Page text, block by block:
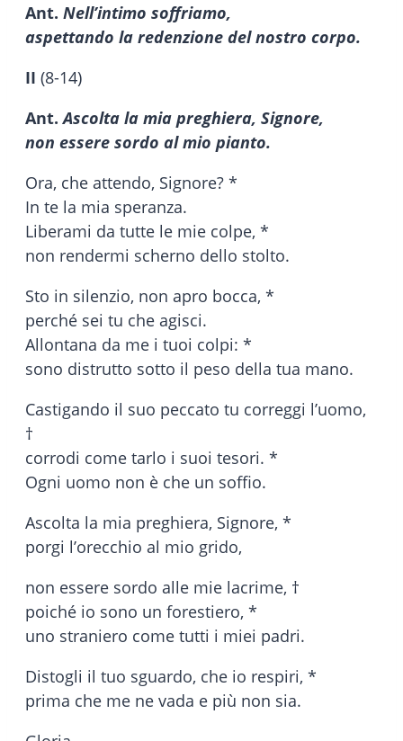
Ant. Nell’intimo soffriamo,
aspettando la redenzione del nostro corpo.
II (8-14)
Ant.Ascolta la mia preghiera, Signore,
non essere sordo al mio pianto.
Ora, che attendo, Signore? *
In te la mia speranza.
Liberami da tutte le mie colpe, *
non rendermi scherno dello stolto.
Sto in silenzio, non apro bocca, *
perché sei tu che agisci.
Allontana da me i tuoi colpi: *
sono distrutto sotto il peso della tua mano.
Castigando il suo peccato tu correggi l’uomo,
†
corrodi come tarlo i suoi tesori. *
Ogni uomo non è che un soffio.
Ascolta la mia preghiera, Signore, *
porgi l’orecchio al mio grido,
non essere sordo alle mie lacrime, †
poiché io sono un forestiero, *
uno straniero come tutti i miei padri.
Distogli il tuo sguardo, che io respiri, *
prima che me ne vada e più non sia.